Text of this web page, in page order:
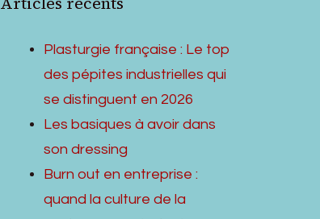
Plasturgie française : Le top
des pépites industrielles qui
se distinguent en 2026
Les basiques à avoir dans
son dressing
Burn out en entreprise :
quand la culture de la